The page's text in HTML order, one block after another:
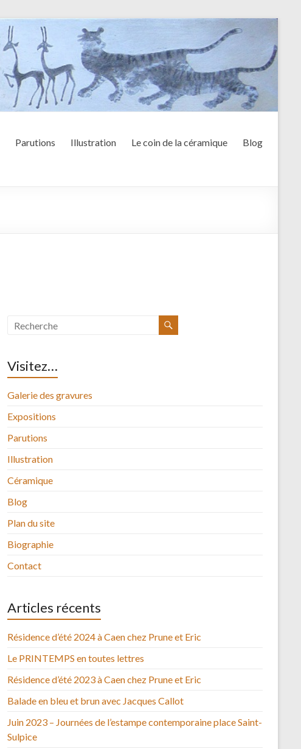
Parutions Illustration Le coin de la céramique Blog
Visitez…
Galerie des gravures
Expositions
Parutions
Illustration
Céramique
Blog
Plan du site
Biographie
Contact
Articles récents
Résidence d’été 2024 à Caen chez Prune et Eric
Le PRINTEMPS en toutes lettres
Résidence d’été 2023 à Caen chez Prune et Eric
Balade en bleu et brun avec Jacques Callot
Juin 2023 – Journées de l’estampe contemporaine place Saint-
Sulpice